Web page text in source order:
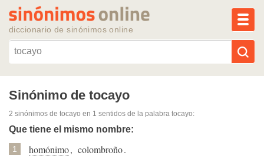
diccionario de sinónimos online
Reescribir texto con IA
Sinónimos populares
Temas populares
Sinónimo de tocayo
2 sinónimos de tocayo en 1 sentidos de la palabra tocayo:
Que tiene el mismo nombre:
1 homónimo, colombroño.